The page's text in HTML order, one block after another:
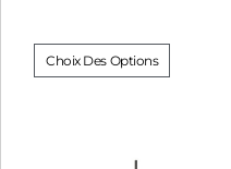
Choix Des Options